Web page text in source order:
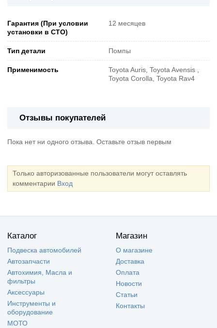
Гарантия (При условии
установки в СТО)
12 месяцев
Тип детали Помпы
Применимость
Toyota Auris, Toyota Avensis ,
Toyota Corolla, Toyota Rav4
Отзывы покупателей
Пока нет ни одного отзыва. Оставьте отзыв первым
Только авторизованные пользователи могут оставлять
комментарии Вход
Каталог
Подвеска автомобилей
Автозапчасти
Автохимия, Масла и
фильтры
Аксессуары
Инструменты и
оборудование
МОТО
Магазин
О магазине
Доставка
Оплата
Новости
Статьи
Контакты